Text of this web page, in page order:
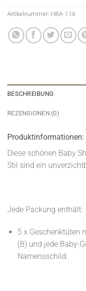
Artikelnummer: HBA-114
BESCHREIBUNG
REZENSIONEN (0)
Produktinformationen:
Diese schönen Baby
Stil sind ein
Jede Packung enthält:
5 x Geschenktüten
(B) und jede Baby-
Namensschild.